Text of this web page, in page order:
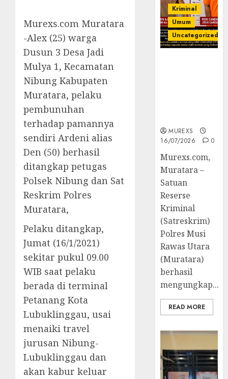
Murexs.com Muratara
-Alex (25) warga
Dusun 3 Desa Jadi
Mulya 1, Kecamatan
Nibung Kabupaten
Muratara, pelaku
pembunuhan
terhadap pamannya
sendiri Ardeni alias
Den (50) berhasil
ditangkap petugas
Polsek Nibung dan Sat
Reskrim Polres
Muratara,
Pelaku ditangkap,
Jumat (16/1/2021)
sekitar pukul 09.00
WIB saat pelaku
berada di terminal
Petanang Kota
Lubuklinggau, usai
menaiki travel
jurusan Nibung-
Lubuklinggau dan
akan kabur keluar
Kriminal
Umum
Uncategorized
MUREXS
16/07/2026
0
Murexs.com,
Muratara –
Satuan
Reserse
Kriminal
(Satreskrim)
Polres Musi
Rawas Utara
(Muratara)
berhasil
mengungkap...
READ MORE